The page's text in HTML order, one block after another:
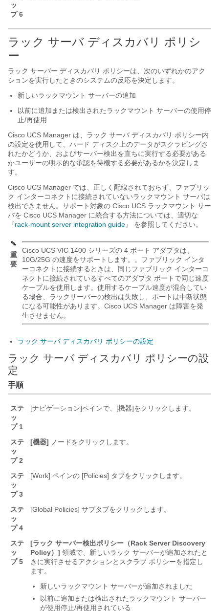
ッ
プ 6
ラック サーバ ディスカバリ ポリシ
ー
ラック サーバー ディスカバリ ポリシーは、次のいずれかのアク
ションを実行したときのシステムの反応を決定します。
新しいラックマウント サーバーの追加
以前に追加または検出されたラックマウント サーバーの使用停
止/再使用
Cisco UCS Manager は、ラック サーバ ディスカバリ ポリシー内
の設定を使用して、ハード ディスク上のデータがスクラビングさ
れたかどうか、およびサーバー検出を直ちに実行する必要がある
かユーザーの明示的な承認を待機する必要があるかを決定しま
す。
Cisco UCS Manager では、正しく配線されておらず、ファブリッ
ク インターコネクトに接続されていないラックマウント サーバは
検出できません。サポート対象の Cisco UCS ラックマウント サー
バを Cisco UCS Manager に統合する方法については、適切な
『rack-mount server integration guide』 を参照してください。
重
要
Cisco UCS VIC 1400 シリーズの 4 ポート アダプタは、
10G/25G の速度をサポートします。。ファブリック インタ
ーコネクトに接続するときは、同じファブリック インターコ
ネクトに接続されているすべてのアダプタ ポートで同じ速度
ケーブルを使用します。使用するケーブル速度が混合してい
る場合、ラックサーバーの検出は失敗し、ポートは中断状態
になる可能性があります。Cisco UCS Manager は障害を発
生させません。
ラック サーバ ディスカバリ ポリシーの設定
ラック サーバ ディスカバリ ポリシーの設
定
手順
ステ
ッ
プ 1
[ナビゲーション]ペインで、[機器]をクリックします。
ステ
ッ
プ 2
[機器] ノードをクリックします。
ステ
ッ
プ 3
[Work] ペインの [Policies] タブをクリックします。
ステ
ッ
プ 4
[Global Policies] サブタブをクリックします。
ステ
ッ
プ 5
[ラック サーバー検出ポリシー（Rack Server Discovery
Policy）] 領域で、新しいラック サーバーが追加されたと
きに実行させるアクションとスクラブ ポリシーを指定し
ます。
新しいラックマウント サーバーが追加されました
以前に追加または検出されたラックマウント サーバー
が使用停止/再使用されている